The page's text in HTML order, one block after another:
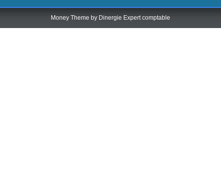
Money Theme by Dinergie Expert comptable